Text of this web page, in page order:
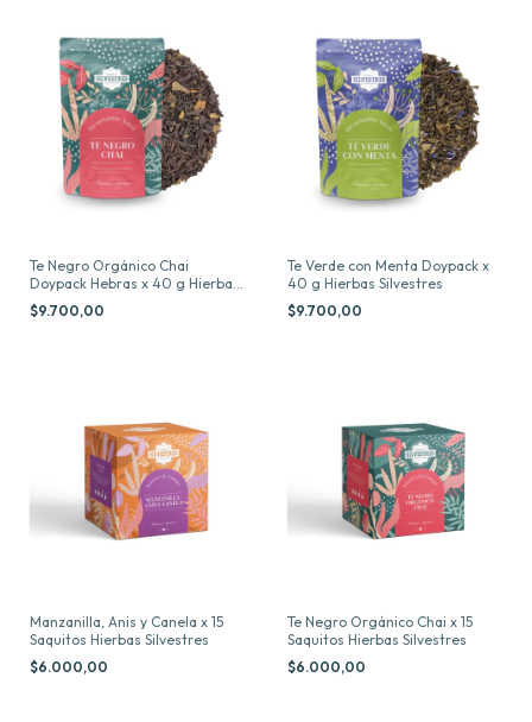
Te Negro Orgánico Chai
Doypack Hebras x 40 g Hierbas
Silvestres
$9.700,00
Te Verde con Menta Doypack x
40 g Hierbas Silvestres
$9.700,00
Manzanilla, Anis y Canela x 15
Saquitos Hierbas Silvestres
$6.000,00
Te Negro Orgánico Chai x 15
Saquitos Hierbas Silvestres
$6.000,00